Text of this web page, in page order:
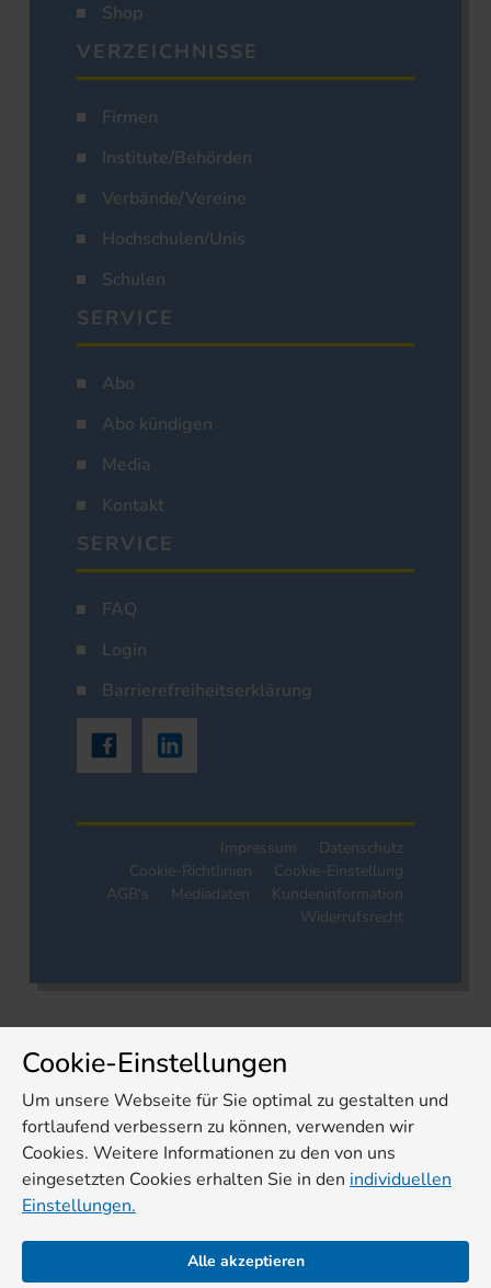
Shop
VERZEICHNISSE
Firmen
Institute/Behörden
Verbände/Vereine
Hochschulen/Unis
Schulen
SERVICE
Abo
Abo kündigen
Media
Kontakt
SERVICE
FAQ
Login
Barrierefreiheitserklärung
Impressum
Datenschutz
Cookie-Richtlinien
Cookie-Einstellung
AGB's
Mediadaten
Kundeninformation
Widerrufsrecht
Cookie-Einstellungen
Um unsere Webseite für Sie optimal zu gestalten und
fortlaufend verbessern zu können, verwenden wir
Cookies. Weitere Informationen zu den von uns
eingesetzten Cookies erhalten Sie in den individuellen
Einstellungen.
Alle akzeptieren